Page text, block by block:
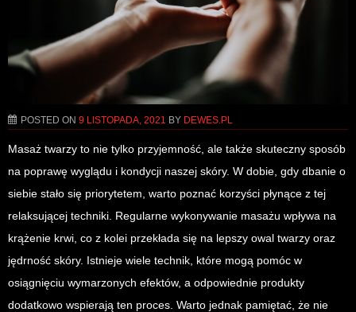
POSTED ON 9 LISTOPADA, 2021 BY DEWES.PL
Masaż twarzy to nie tylko przyjemność, ale także skuteczny sposób
na poprawę wyglądu i kondycji naszej skóry. W dobie, gdy dbanie o
siebie stało się priorytetem, warto poznać korzyści płynące z tej
relaksującej techniki. Regularne wykonywanie masażu wpływa na
krążenie krwi, co z kolei przekłada się na lepszy owal twarzy oraz
jędrność skóry. Istnieje wiele technik, które mogą pomóc w
osiągnięciu wymarzonych efektów, a odpowiednie produkty
dodatkowo wspierają ten proces. Warto jednak pamiętać, że nie